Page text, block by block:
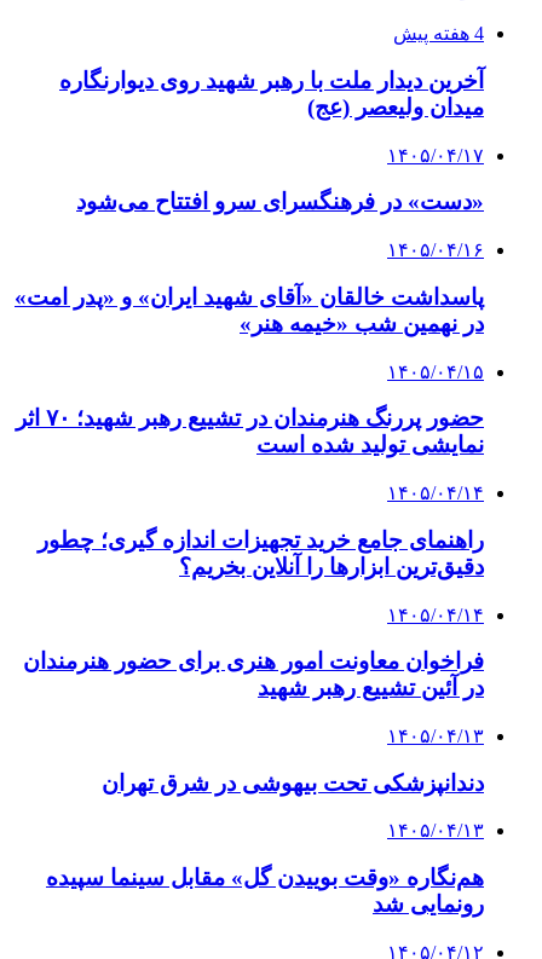
4 هفته پیش
آخرین دیدار ملت با رهبر شهید روی دیوارنگاره
میدان ولیعصر (عج)
۱۴۰۵/۰۴/۱۷
«دست» در فرهنگسرای سرو افتتاح می‌شود
۱۴۰۵/۰۴/۱۶
پاسداشت خالقان «آقای شهید ایران» و «پدر امت»
در نهمین شب «خیمه هنر»
۱۴۰۵/۰۴/۱۵
حضور پررنگ هنرمندان در تشییع رهبر شهید؛ ۷۰ اثر
نمایشی تولید شده است
۱۴۰۵/۰۴/۱۴
راهنمای جامع خرید تجهیزات اندازه گیری؛ چطور
دقیق‌ترین ابزارها را آنلاین بخریم؟
۱۴۰۵/۰۴/۱۴
فراخوان معاونت امور هنری برای حضور هنرمندان
در آئین تشییع رهبر شهید
۱۴۰۵/۰۴/۱۳
دندانپزشکی تحت بیهوشی در شرق تهران
۱۴۰۵/۰۴/۱۳
هم‌نگاره «وقت بوییدن گل» مقابل سینما سپیده
رونمایی شد
۱۴۰۵/۰۴/۱۲